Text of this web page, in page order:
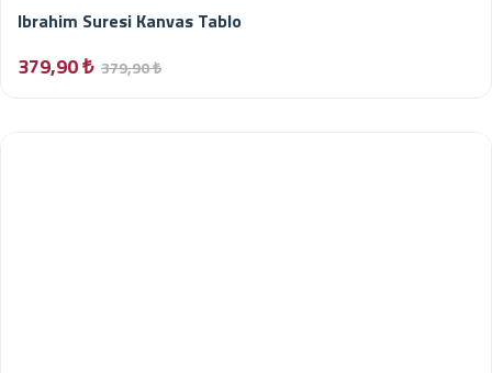
Ibrahim Suresi Kanvas Tablo
379,90 ₺ 379,90 ₺